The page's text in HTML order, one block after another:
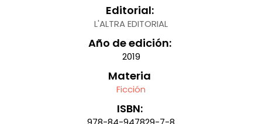
Editorial:
L'ALTRA EDITORIAL
Año de edición:
2019
Materia
Ficción
ISBN: